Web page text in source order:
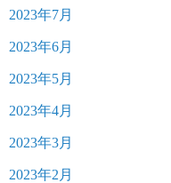
2023年7月
2023年6月
2023年5月
2023年4月
2023年3月
2023年2月